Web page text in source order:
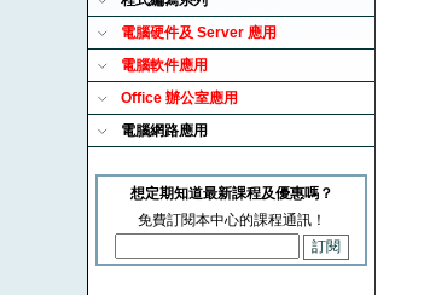
電腦硬件及 Server 應用
電腦軟件應用
Office 辦公室應用
電腦網路應用
想定期知道最新課程及優惠嗎？
免費訂閱本中心的課程通訊！